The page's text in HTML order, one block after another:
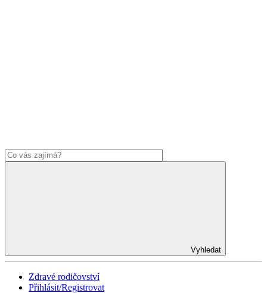
Vyhledat
Zdravé rodičovství
Přihlásit/Registrovat